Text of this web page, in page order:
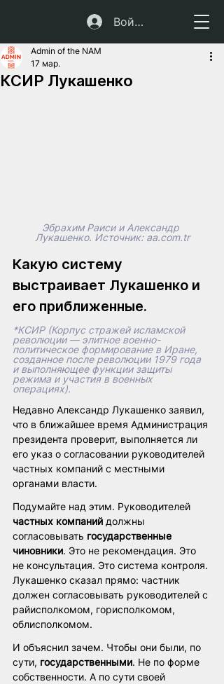
Войти
КСИР Лукашенко
Admin of the NAM
17 мар.
Эбрахим Раиси и Александр
Лукашенко. Источник: aa.com.tr
Какую систему
выстраивает Лукашенко и
его приближенные.
*КСИР (Корпус стражей исламской
революции — элитное военно-
политическое формирование в Иране,
созданное после революции 1979 года
и выполняющее функции защиты
режима и участия в военных
операциях).
Недавно Александр Лукашенко заявил,
что в ближайшее время Администрация
президента проверит, выполняется ли
его указ о согласовании руководителей
частных компаний с местными
органами власти.
Подумайте над этим. Руководителей
частных компаний должны
согласовывать государственные
чиновники. Это не рекомендация. Это
не консультация. Это система контроля.
Лукашенко сказал прямо: частник
должен согласовывать руководителей с
райисполкомом, горисполкомом,
облисполкомом.
И объяснил зачем. Чтобы они были, по
сути, государственными. Не по форме
собственности. А по сути своей